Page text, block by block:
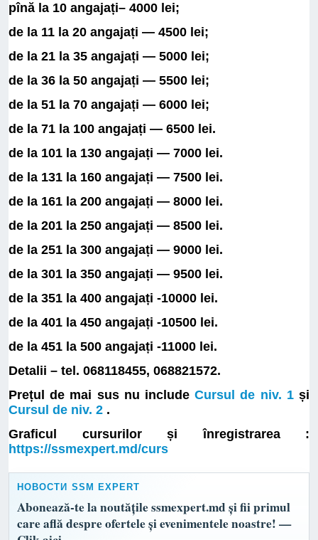
pînă la 10 angajați– 4000 lei;
de la 11 la 20 angajați — 4500 lei;
de la 21 la 35 angajați — 5000 lei;
de la 36 la 50 angajați — 5500 lei;
de la 51 la 70 angajați — 6000 lei;
de la 71 la 100 angajați — 6500 lei.
de la 101 la 130 angajați — 7000 lei.
de la 131 la 160 angajați — 7500 lei.
de la 161 la 200 angajați — 8000 lei.
de la 201 la 250 angajați — 8500 lei.
de la 251 la 300 angajați — 9000 lei.
de la 301 la 350 angajați — 9500 lei.
de la 351 la 400 angajați -10000 lei.
de la 401 la 450 angajați -10500 lei.
de la 451 la 500 angajați -11000 lei.
Detalii – tel. 068118455, 068821572.
Prețul de mai sus nu includeCursul de niv. 1și
Cursul de niv. 2 .
Graficul cursurilor și înregistrarea :
https://ssmexpert.md/curs
НОВОСТИ SSM EXPERT
Abonează-te la noutățile ssmexpert.md și fii primul
care află despre ofertele și evenimentele noastre! —